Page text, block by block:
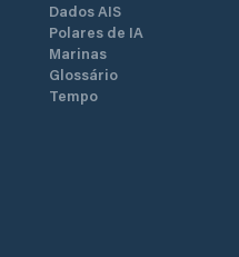
Dados AIS
Polares de IA
Marinas
Glossário
Tempo